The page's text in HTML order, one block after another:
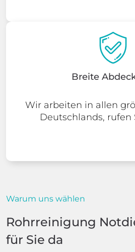
Breite
Wir arbeiten in allen
Deutschlands, rufen
Warum uns wählen
Rohrreinigung
für Sie da